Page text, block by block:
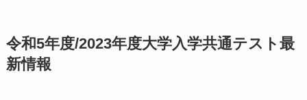
令和5年度/2023年度大学入学共通テスト最
新情報